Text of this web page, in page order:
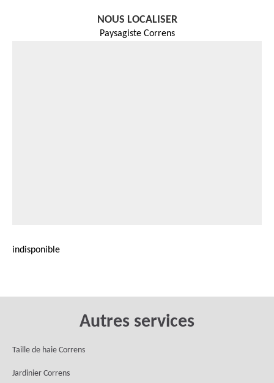
NOUS LOCALISER
Paysagiste Correns
indisponible
Autres services
Taille de haie Correns
Jardinier Correns